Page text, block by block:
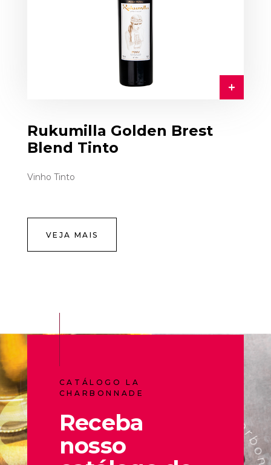
Rukumilla Golden Brest
Blend Tinto
Vinho Tinto
VEJA MAIS
CATÁLOGO LA
CHARBONNADE
Receba
nosso